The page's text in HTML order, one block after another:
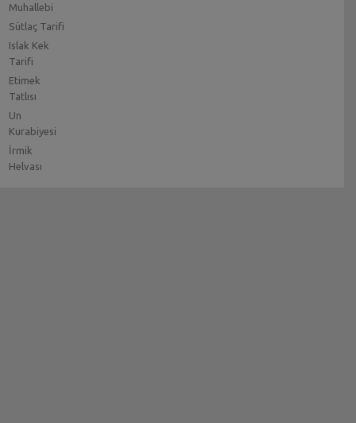
Muhallebi
Sütlaç Tarifi
Islak Kek
Tarifi
Etimek
Tatlısı
Un
Kurabiyesi
İrmik
Helvası